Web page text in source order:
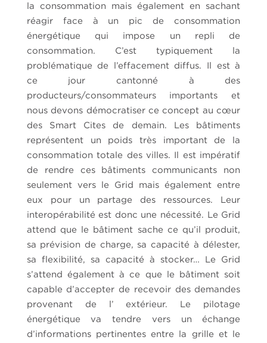
la consommation mais également en sachant
réagir face à un pic de consommation
énergétique qui impose un repli de
consommation. C’est typiquement la
problématique de l’effacement diffus. Il est à
ce jour cantonné à des
producteurs/consommateurs importants et
nous devons démocratiser ce concept au cœur
des Smart Cites de demain. Les bâtiments
représentent un poids très important de la
consommation totale des villes. Il est impératif
de rendre ces bâtiments communicants non
seulement vers le Grid mais également entre
eux pour un partage des ressources. Leur
interopérabilité est donc une nécessité. Le Grid
attend que le bâtiment sache ce qu’il produit,
sa prévision de charge, sa capacité à délester,
sa flexibilité, sa capacité à stocker… Le Grid
s’attend également à ce que le bâtiment soit
capable d’accepter de recevoir des demandes
provenant de l’ extérieur. Le pilotage
énergétique va tendre vers un échange
d’informations pertinentes entre la grille et le